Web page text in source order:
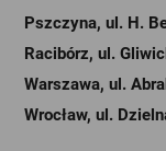
Pszczyna, ul. H.
Racibórz, ul.
Warszawa, ul.
Wrocław, ul.